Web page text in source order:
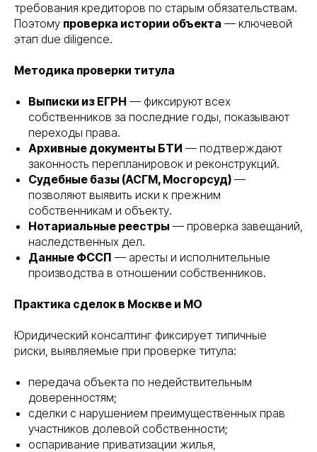
требования кредиторов по старым обязательствам.
Поэтому проверка истории объекта — ключевой
этап due diligence.
Методика проверки титула
Выписки из ЕГРН — фиксируют всех
собственников за последние годы, показывают
переходы права.
Архивные документы БТИ — подтверждают
законность перепланировок и реконструкций.
Судебные базы (АСГМ, Мосгорсуд) —
позволяют выявить иски к прежним
собственникам и объекту.
Нотариальные реестры — проверка завещаний,
наследственных дел.
Данные ФССП — аресты и исполнительные
производства в отношении собственников.
Практика сделок в Москве и МО
Юридический консалтинг фиксирует типичные
риски, выявляемые при проверке титула:
передача объекта по недействительным
доверенностям;
сделки с нарушением преимущественных прав
участников долевой собственности;
оспаривание приватизации жилья,